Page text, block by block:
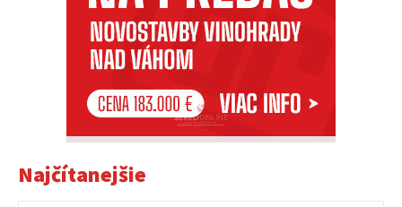
Najčítanejšie